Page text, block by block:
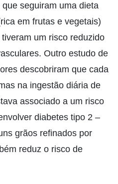
seguiram uma dieta
em frutas e vegetais)
um risco reduzido
Outro estudo de
descobriram que cada
na ingestão diária de
associado a um risco
diabetes tipo 2 –
grãos refinados por
reduz o risco de